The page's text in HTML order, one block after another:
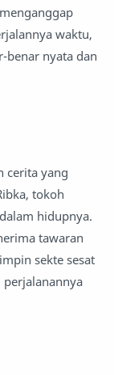
waktu,
benar nyata dan
cerita yang
tokoh
hidupnya.
tawaran
sekte sesat
perjalanannya